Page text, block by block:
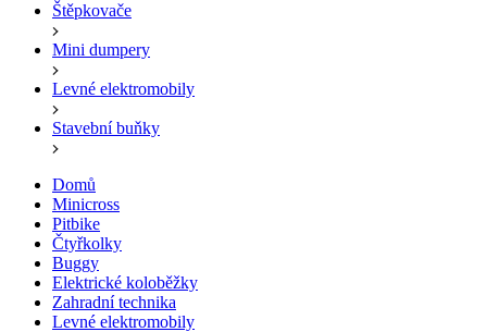
Štěpkovače
Mini dumpery
Levné elektromobily
Stavební buňky
Domů
Minicross
Pitbike
Čtyřkolky
Buggy
Elektrické koloběžky
Zahradní technika
Levné elektromobily